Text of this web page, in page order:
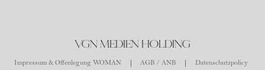
VGN MEDIEN HOLDING
Impressum & Offenlegung WOMAN AGB / ANB Datenschutzpolicy